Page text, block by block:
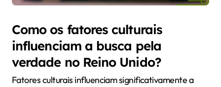
Como os fatores culturais
influenciam a busca pela
verdade no Reino Unido?
Fatores culturais influenciam significativamente a